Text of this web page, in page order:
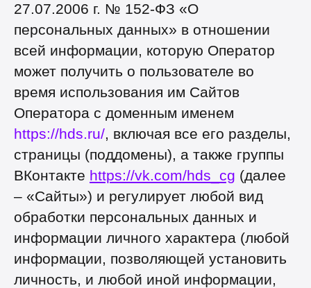
27.07.2006 г. № 152-ФЗ «О
персональных данных» в отношении
всей информации, которую Оператор
может получить о пользователе во
время использования им Сайтов
Оператора с доменным именем
https://hds.ru/, включая все его разделы,
страницы (поддомены), а также группы
ВКонтакте https://vk.com/hds_cg (далее
– «Сайты») и регулирует любой вид
обработки персональных данных и
информации личного характера (любой
информации, позволяющей установить
личность, и любой иной информации,